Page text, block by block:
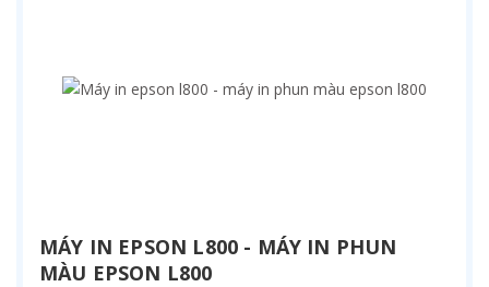
MÁY IN EPSON L800 - MÁY IN PHUN
MÀU EPSON L800